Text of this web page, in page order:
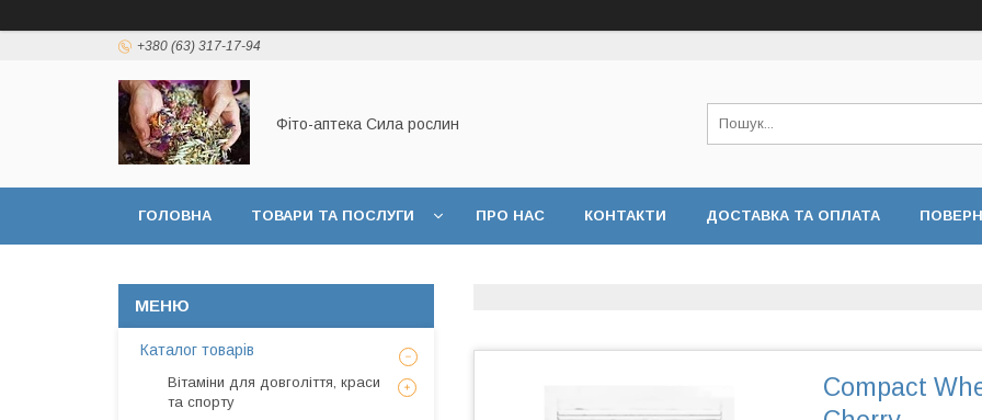
+380 (63) 317-17-94
Фіто-аптека Сила рослин
ГОЛОВНА ТОВАРИ ТА ПОСЛУГИ ПРО НАС КОНТАКТИ ДОСТАВКА ТА ОПЛАТА
Compact
Каталог товарів
Вітаміни для довголіття, краси
та спорту